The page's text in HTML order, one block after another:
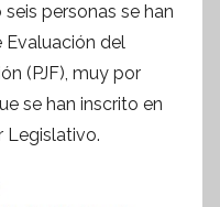
í
n
t
e
s
personas se han
Evaluación del
(PJF), muy por
se han inscrito en
Legislativo.